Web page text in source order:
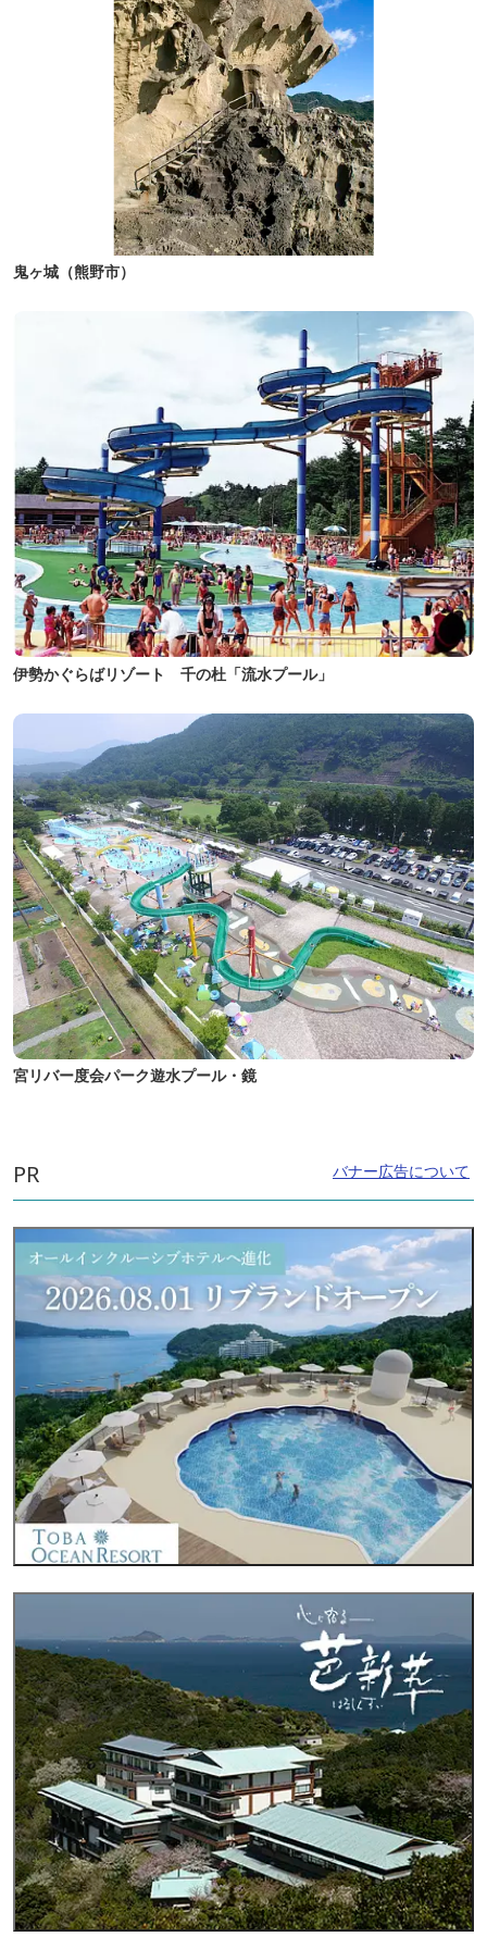
鬼ヶ城（熊野市）
伊勢かぐらばリゾート 千の杜「流水プール」
宮リバー度会パーク遊水プール・鏡
PR バナー広告について